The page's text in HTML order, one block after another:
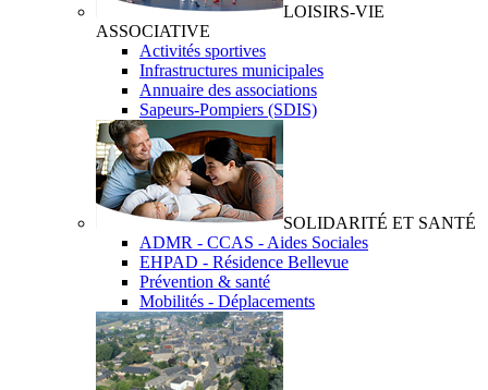
LOISIRS-VIE
ASSOCIATIVE
Activités sportives
Infrastructures municipales
Annuaire des associations
Sapeurs-Pompiers (SDIS)
SOLIDARITÉ ET SANTÉ
ADMR - CCAS - Aides Sociales
EHPAD - Résidence Bellevue
Prévention & santé
Mobilités - Déplacements